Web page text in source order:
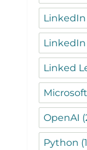
LinkedIn
Linked
Microsoft
OpenAI
Python